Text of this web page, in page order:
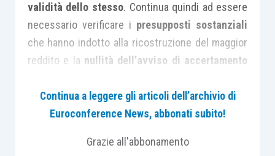
validità dello stesso. Continua quindi ad essere
necessario verificare i presupposti sostanziali
che hanno indotto alla ricostruzione del maggior
reddito e la nullità dell’avviso di accertamento
automaticamente estesaanche agliavvisi di
accertamento emanati nei confronti dei soci.
Continua a leggere gli articoli dell’archivio di
Euroconference News, abbonati subito!
Grazie all'abbonamento